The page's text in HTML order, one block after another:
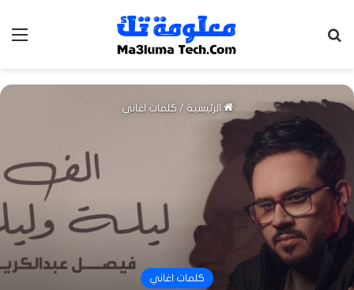
الرئيسية / كلمات اغاني
كلمات اغاني